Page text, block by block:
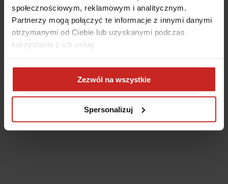
społecznościowym, reklamowym i analitycznym.
Partnerzy mogą połączyć te informacje z innymi danymi
otrzymanymi od Ciebie lub uzyskanymi podczas
korzystania z ich usług.
Zezwól na wszystkie
Spersonalizuj
browser console for more information)